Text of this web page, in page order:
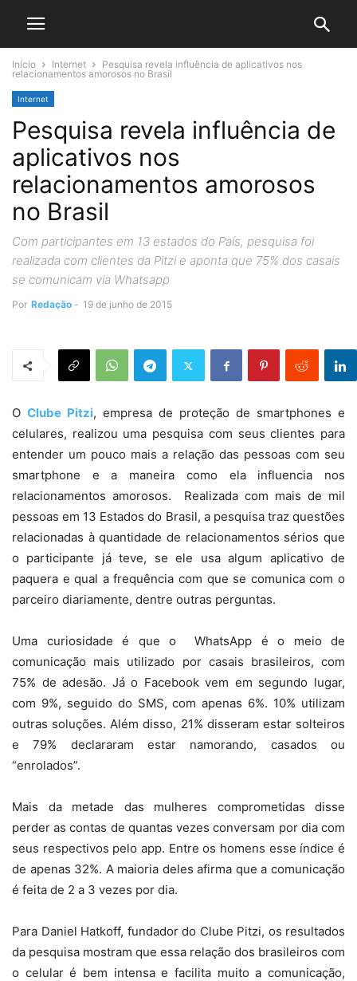
Início Internet
Pesquisa revela influência de aplicativos nos
relacionamentos amorosos no Brasil
Internet
Pesquisa revela influência de
aplicativos nos
relacionamentos amorosos
no Brasil
Com participantes em 13 estados do País, pesquisa foi
realizada com clientes da Pitzi e aponta que 75% dos casais
se comunicam via Whatsapp
Por Redação - 19 de junho de 2015
O Clube Pitzi, empresa de proteção de smartphones e
celulares, realizou uma pesquisa com seus clientes para
entender um pouco mais a relação das pessoas com seu
smartphone e a maneira como ela influencia nos
relacionamentos amorosos. Realizada com mais de mil
pessoas em 13 Estados do Brasil, a pesquisa traz questões
relacionadas à quantidade de relacionamentos sérios que
o participante já teve, se ele usa algum aplicativo de
paquera e qual a frequência com que se comunica com o
parceiro diariamente, dentre outras perguntas.
Uma curiosidade é que o WhatsApp é o meio de
comunicação mais utilizado por casais brasileiros, com
75% de adesão. Já o Facebook vem em segundo lugar,
com 9%, seguido do SMS, com apenas 6%. 10% utilizam
outras soluções. Além disso, 21% disseram estar solteiros
e 79% declararam estar namorando, casados ou
“enrolados”.
Mais da metade das mulheres comprometidas disse
perder as contas de quantas vezes conversam por dia com
seus respectivos pelo app. Entre os homens esse índice é
de apenas 32%. A maioria deles afirma que a comunicação
é feita de 2 a 3 vezes por dia.
Para Daniel Hatkoff, fundador do Clube Pitzi, os resultados
da pesquisa mostram que essa relação dos brasileiros com
o celular é bem intensa e facilita muito a comunicação,